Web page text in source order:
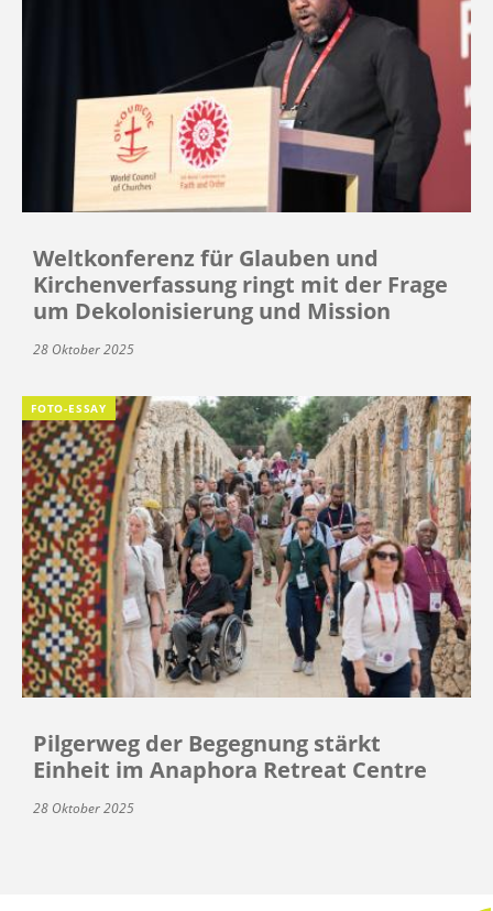
Weltkonferenz für Glauben und
Kirchenverfassung ringt mit der Frage
um Dekolonisierung und Mission
28 Oktober 2025
FOTO-ESSAY
Pilgerweg der Begegnung stärkt
Einheit im Anaphora Retreat Centre
28 Oktober 2025